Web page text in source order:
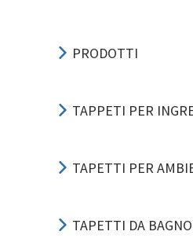
PRODOTTI
TAPPETI PER
TAPETTI PER
TAPETTI DA BAGNO